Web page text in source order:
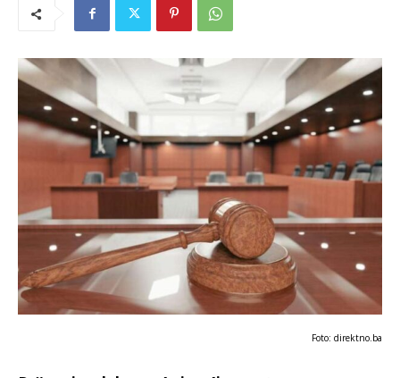
Foto: direktno.ba